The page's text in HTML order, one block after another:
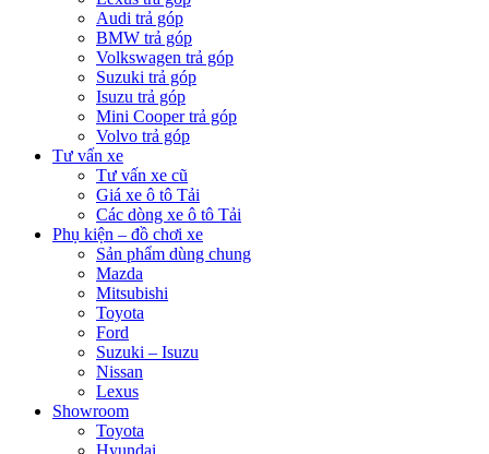
Audi trả góp
BMW trả góp
Volkswagen trả góp
Suzuki trả góp
Isuzu trả góp
Mini Cooper trả góp
Volvo trả góp
Tư vấn xe
Tư vấn xe cũ
Giá xe ô tô Tải
Các dòng xe ô tô Tải
Phụ kiện – đồ chơi xe
Sản phẩm dùng chung
Mazda
Mitsubishi
Toyota
Ford
Suzuki – Isuzu
Nissan
Lexus
Showroom
Toyota
Hyundai